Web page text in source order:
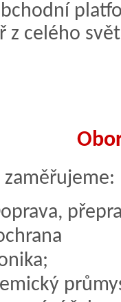
z celého